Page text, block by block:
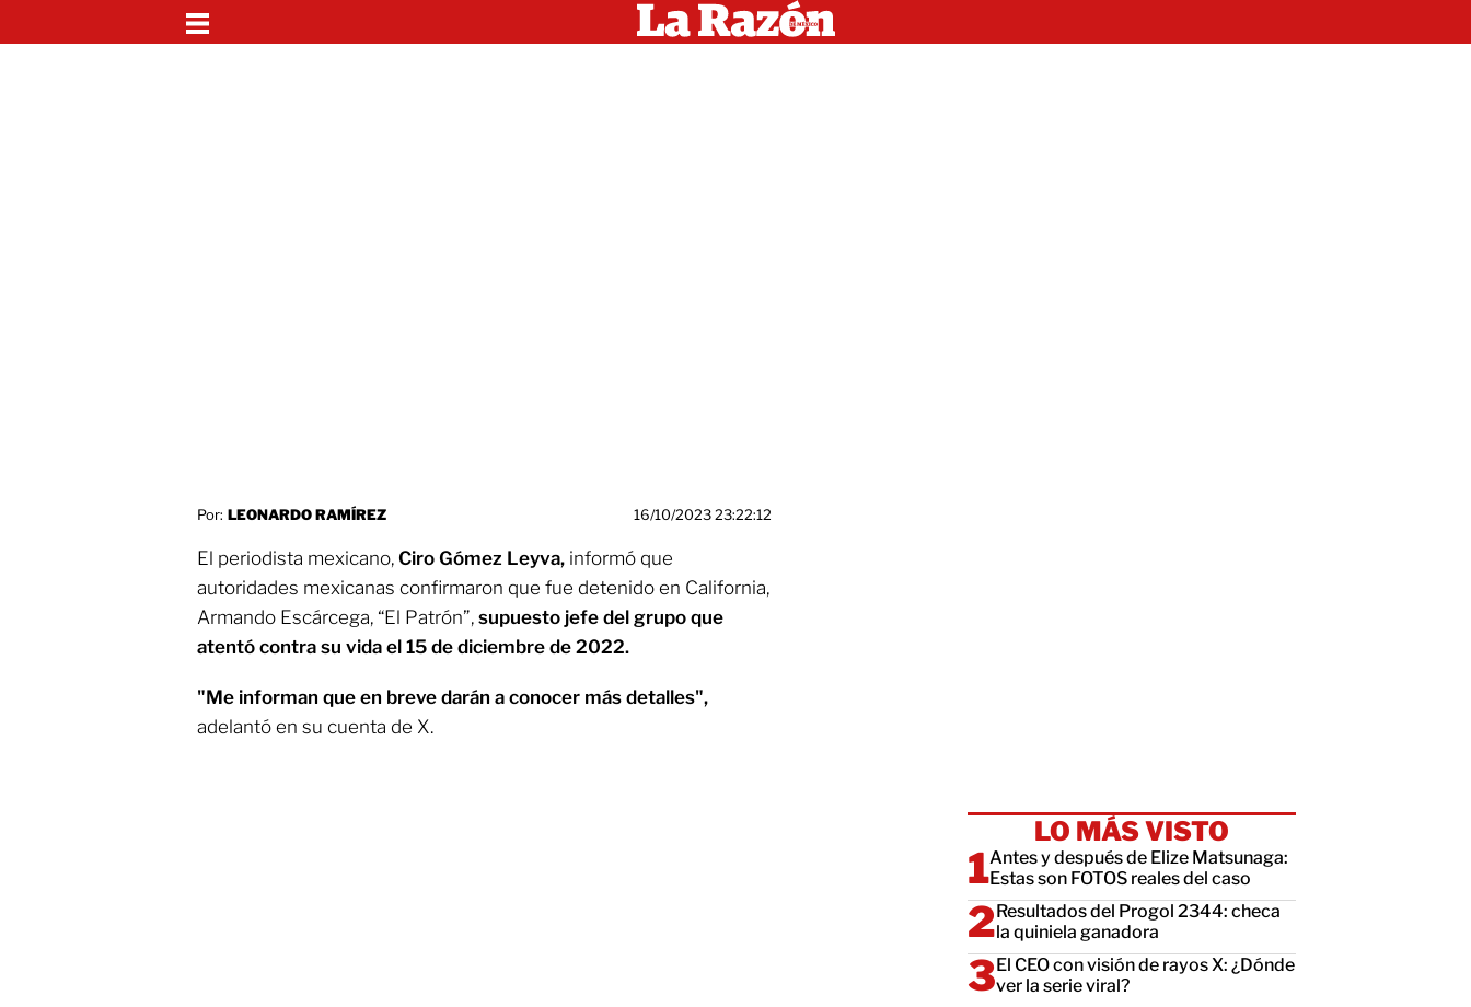
Por: LEONARDO RAMÍREZ 16/10/2023 23:22:12
El periodista mexicano, Ciro Gómez Leyva, informó que
autoridades mexicanas confirmaron que fue detenido en California,
Armando Escárcega, “El Patrón”, supuesto jefe del grupo que
atentó contra su vida el 15 de diciembre de 2022.
"Me informan que en breve darán a conocer más detalles",
adelantó en su cuenta de X.
LO MÁS VISTO
Antes y después de Elize Matsunaga:
Estas son FOTOS reales del caso
Resultados del Progol 2344: checa
la quiniela ganadora
El CEO con visión de rayos X: ¿Dónde
ver la serie viral?